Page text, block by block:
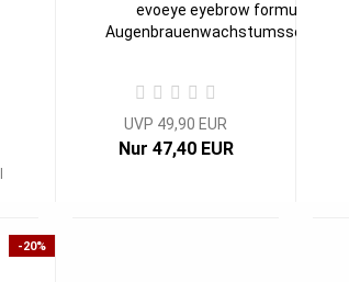
evoeye eyebrow formula
Augenbrauenwachstumsserum...
UVP 49,90 EUR
Nur 47,40 EUR
-20%